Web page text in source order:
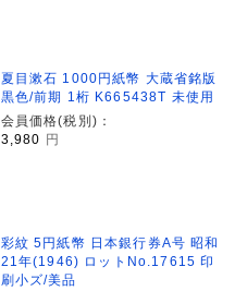
夏目漱石 1000円紙幣 大蔵省銘版
黒色/前期 1桁 K665438T 未使用
会員価格(税別)：
3,980
円
彩紋 5円紙幣 日本銀行券A号 昭和
21年(1946) ロットNo.17615 印
刷小ズ/美品